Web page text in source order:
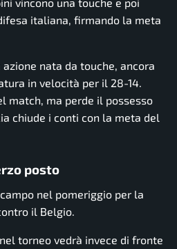
italiana, firmando la meta
azione nata da touche, ancora
in velocità per il 28-14.
match, ma perde il possesso
chiude i conti con la meta del
posto
nel pomeriggio per la
il Belgio.
torneo vedrà invece di fronte